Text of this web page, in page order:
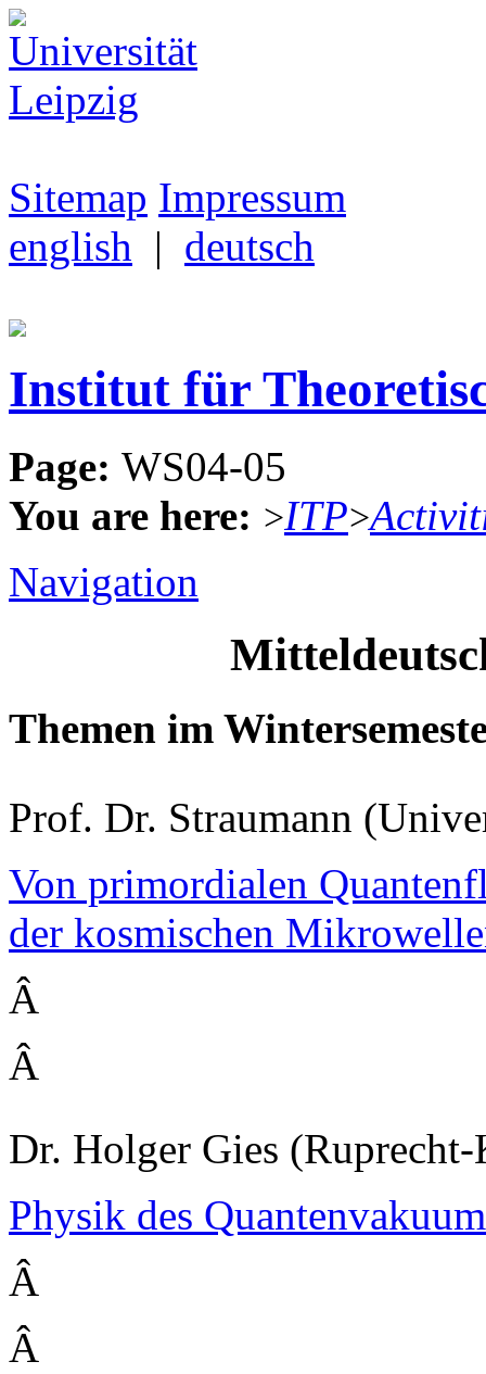
Sitemap Impressum
english | deutsch
Institut für
Page: WS04-05
You are here: >ITP>
Navigation
Themen im
Prof. Dr. Straumann
Von primordialen
der kosmischen
Â
Â
Dr. Holger Gies
Physik des
Â
Â